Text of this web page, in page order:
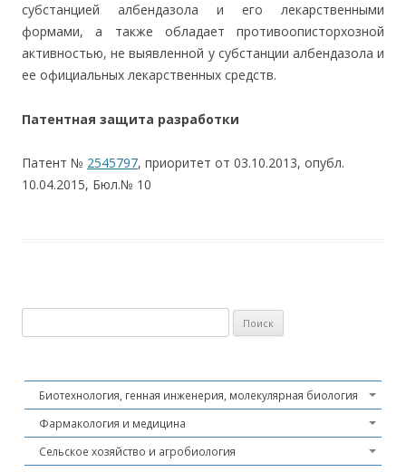
субстанцией албендазола и его лекарственными
формами, а также обладает противоописторхозной
активностью, не выявленной у субстанции албендазола и
ее официальных лекарственных средств.
Патентная защита разработки
Патент № 2545797, приоритет от 03.10.2013, опубл.
10.04.2015, Бюл.№ 10
Биотехнология, генная инженерия, молекулярная биология
Фармакология и медицина
Сельское хозяйство и агробиология